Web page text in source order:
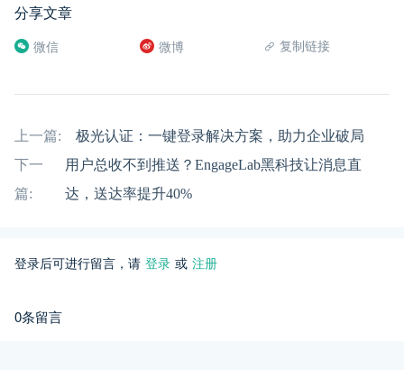
分享文章
微信 微博 复制链接
上一篇:
极光认证：一键登录解决方案，助力企业破局
下一
篇:
用户总收不到推送？EngageLab黑科技让消息直
达，送达率提升40%
登录后可进行留言，请 登录 或 注册
0条留言